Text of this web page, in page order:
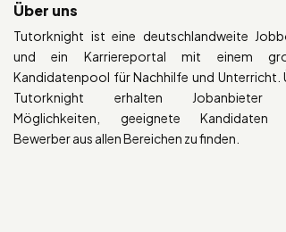
Über uns
Tutorknight ist eine deutschlandweite
und ein Karriereportal mit einem
Kandidatenpool für Nachhilfe und Unterricht.
Tutorknight erhalten Jobanbieter
Möglichkeiten, geeignete Kandidaten
Bewerber aus allen Bereichen zu finden.